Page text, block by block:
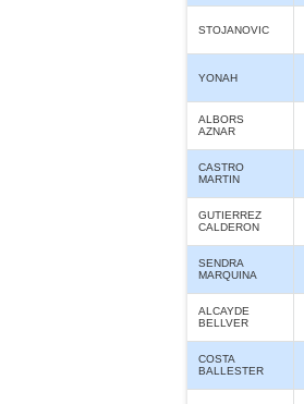
STOJANOVIC
YONAH
ALBORS
AZNAR
CASTRO
MARTIN
GUTIERREZ
CALDERON
SENDRA
MARQUINA
ALCAYDE
BELLVER
COSTA
BALLESTER